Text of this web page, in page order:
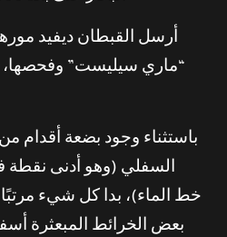
أرسل القبطان ديفيد
“ماري سيليست” وفحصها،
باستثناء وجود بضعة أقدام
السفلي (وهو أدنى نقطة
خط الماء)، بدا كل شيء
بعض الخرائط المبعثرة